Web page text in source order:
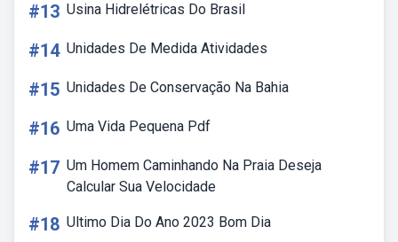
#13 Usina Hidrelétricas Do Brasil
#14 Unidades De Medida Atividades
#15 Unidades De Conservação Na Bahia
#16 Uma Vida Pequena Pdf
#17 Um Homem Caminhando Na Praia Deseja
Calcular Sua Velocidade
#18 Ultimo Dia Do Ano 2023 Bom Dia